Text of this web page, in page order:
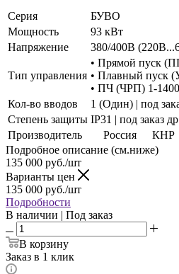
Серия
БУВО
Мощность
93 кВт
Напряжение
380/400В
Тип управления
• Прямой пуск
• Плавный пуск
• ПЧ (ЧРП) 1-1400
Кол-во вводов
1 (Один) | под
Степень защиты IP31 | под заказ
Производитель
Россия КНР
Подробное описание (см.ниже)
135 000 руб./шт
Варианты цен
135 000 руб./шт
Подробности
В наличии | Под заказ
В корзину
Заказ в 1 клик